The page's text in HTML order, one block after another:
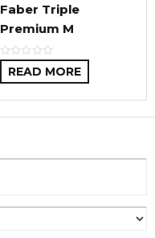
Faber Triple
Premium M
READ MORE